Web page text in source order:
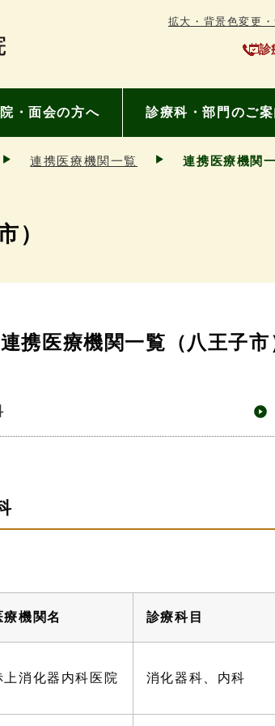
拡大・背景色変更
診
・面会の方へ 診療科・部門のご案
連携医療機関一覧 連携医療機関
）
連携医療機関一覧（八王子市
療機関名 診療科目
上消化器内科医院 消化器科、内科